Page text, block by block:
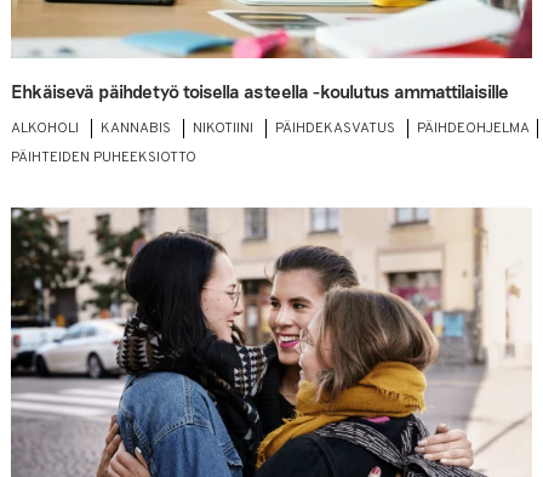
Ehkäisevä päihdetyö toisella asteella -koulutus ammattilaisille
ALKOHOLI KANNABIS NIKOTIINI PÄIHDEKASVATUS
PÄIHDEOHJELMA
PÄIHTEIDEN PUHEEKSIOTTO